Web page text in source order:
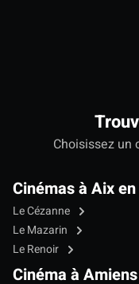
Choisissez un
Cinémas à Aix
Le Cézanne
Le Mazarin
Le Renoir
Cinéma à Amiens